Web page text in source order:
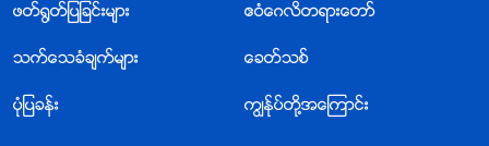
ဖတ္႐ြတ္ျပျခင္းမ်ား ဧဝံေဂလိတရားေတာ္
သက္ေသခံခ်က္မ်ား ေခတ္သစ္
ပုံျပခန္း ကြၽန္ုပ္တို႔အေၾကာင္း